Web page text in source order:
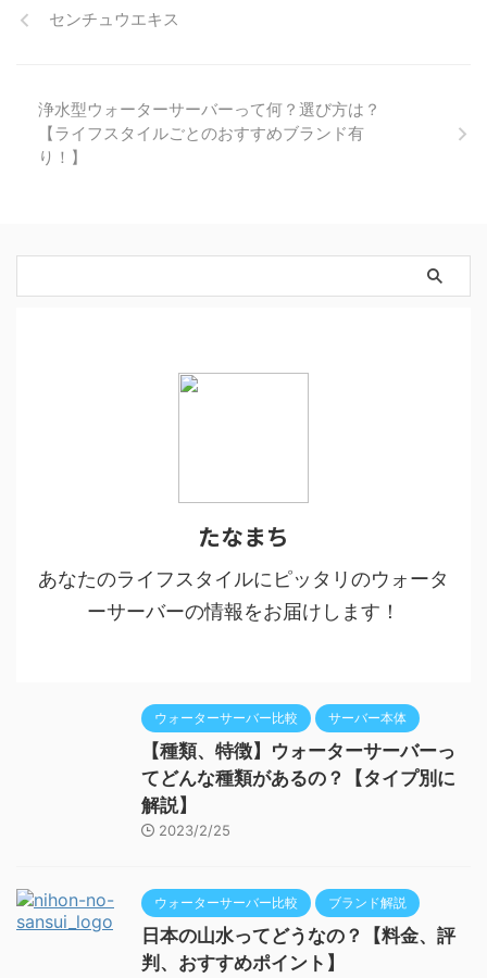
センチュウエキス
浄水型ウォーターサーバーって何？選び方は？
【ライフスタイルごとのおすすめブランド有
り！】
たなまち
あなたのライフスタイルにピッタリのウォータ
ーサーバーの情報をお届けします！
ウォーターサーバー比較 サーバー本体
【種類、特徴】ウォーターサーバーっ
てどんな種類があるの？【タイプ別に
解説】
2023/2/25
ウォーターサーバー比較 ブランド解説
日本の山水ってどうなの？【料金、評
判、おすすめポイント】